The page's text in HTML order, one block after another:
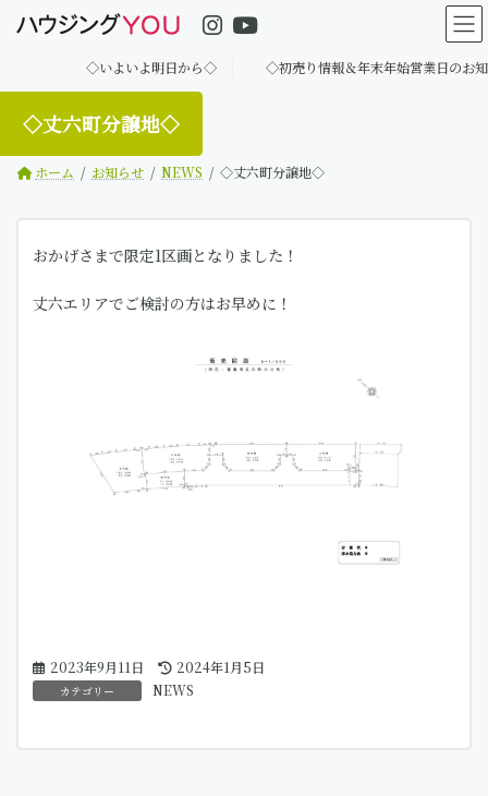
ツ
キ
シ
に
◇いよいよ明日から◇ ◇初売り情報＆年末年始営業日のお知らせ
◇丈六町分譲地◇
ホーム お知らせ NEWS ◇丈六町分譲地◇
おかげさまで限定1区画となりました！
丈六エリアでご検討の方はお早めに！
2023年9月11日
最
終
2024年1月5日
カテゴリー NEWS